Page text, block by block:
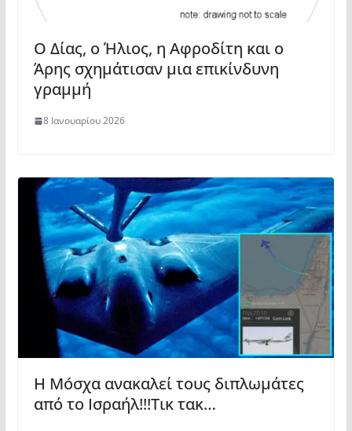
Ο Δίας, ο Ήλιος, η Αφροδίτη και ο
Άρης σχημάτισαν μια επικίνδυνη
γραμμή
8 Ιανουαρίου 2026
Η Μóσχα ανακαλεί τους διπλωμάτες
από το Ισραήλ!!!Τικ τακ…